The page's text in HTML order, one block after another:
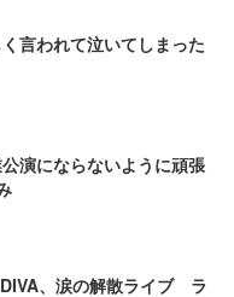
言われて泣いてしまった
演にならないように頑張
、涙の解散ライブ ラ